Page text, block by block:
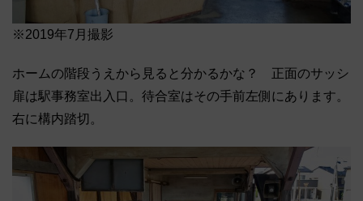
※2019年7月撮影
ホームの階段うえから見ると分かるかな？ 正面のサッシ
扉は駅事務室出入口。待合室はその手前左側にあります。
右に構内踏切。